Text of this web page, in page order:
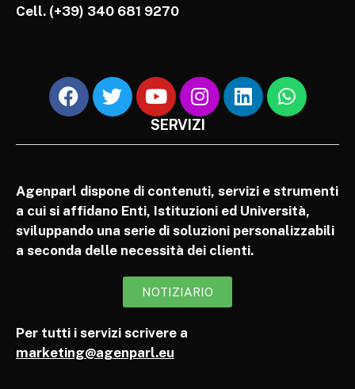
Cell. (+39) 340 681 9270
SERVIZI
Agenparl dispone di contenuti, servizi e strumenti
a cui si affidano Enti, Istituzioni ed Università,
sviluppando una serie di soluzioni personalizzabili
a seconda delle necessità dei clienti.
NOTIZIARIO
Per tutti i servizi scrivere a
marketing@agenparl.eu